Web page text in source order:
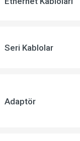
Seri Kablolar
Adaptör